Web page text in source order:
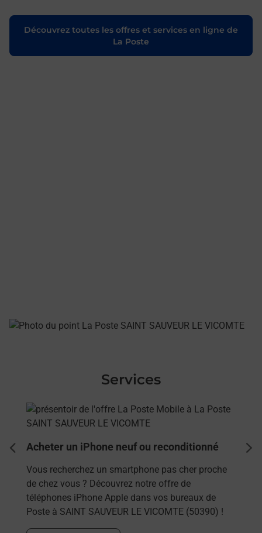
Découvrez toutes les offres et services en ligne de
La Poste
Services
En savoir plus
Acheter un iPhone neuf ou reconditionné
Vous recherchez un smartphone pas cher proche
de chez vous ? Découvrez notre offre de
téléphones iPhone Apple dans vos bureaux de
Poste à SAINT SAUVEUR LE VICOMTE (50390) !